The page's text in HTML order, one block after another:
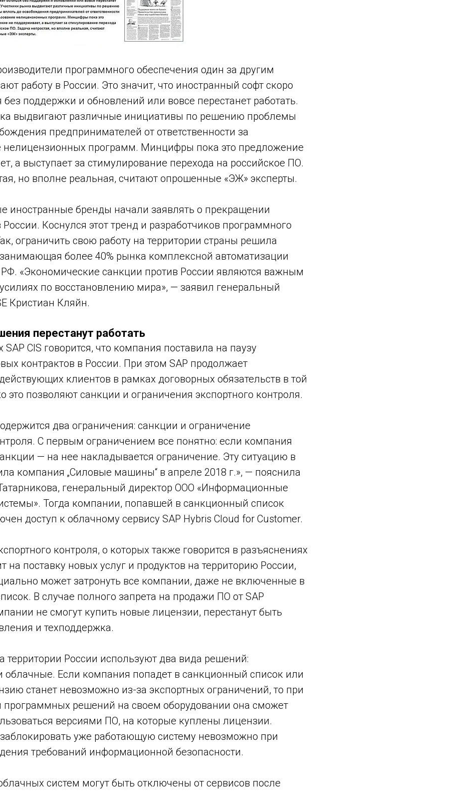
программного обеспечения один за другим
работу в России. Это значит, что иностранный софт скоро
без поддержки и обновлений или вовсе перестанет работать.
выдвигают различные инициативы по решению проблемы
предпринимателей от ответственности за
нелицензионных программ. Минцифры пока это предложение
а выступает за стимулирование перехода на российское ПО.
но вполне реальная, считают опрошенные «ЭЖ» эксперты.
иностранные бренды начали заявлять о прекращении
России. Коснулся этот тренд и разработчиков программного
ограничить свою работу на территории страны решила
более 40% рынка комплексной автоматизации
«Экономические санкции против России являются важным
по восстановлению мира», — заявил генеральный
Кристиан Кляйн.
перестанут работать
SAP CIS говорится, что компания поставила на паузу
контрактов в России. При этом SAP продолжает
клиентов в рамках договорных обязательств в той
это позволяют санкции и ограничения экспортного контроля.
два ограничения: санкции и ограничение
С первым ограничением все понятно: если компания
— на нее накладывается ограничение. Эту ситуацию в
компания „Силовые машины“ в апреле 2018 г.», — пояснила
генеральный директор ООО «Информационные
Тогда компании, попавшей в санкционный список
доступ к облачному сервису SAP Hybris Cloud for Customer.
контроля, о которых также говорится в разъяснениях
на поставку новых услуг и продуктов на территорию России,
может затронуть все компании, даже не включенные в
В случае полного запрета на продажи ПО от SAP
не смогут купить новые лицензии, перестанут быть
и техподдержка.
территории России используют два вида решений:
Если компания попадет в санкционный список или
станет невозможно из-за экспортных ограничений, то при
программных решений на своем оборудовании она сможет
версиями ПО, на которые куплены лицензии.
уже работающую систему невозможно при
требований информационной безопасности.
систем могут быть отключены от сервисов после